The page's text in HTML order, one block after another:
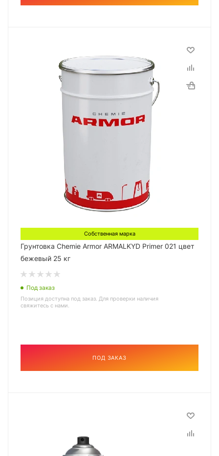
Собственная марка
Грунтовка Chemie Armor ARMALKYD Primer 021 цвет
бежевый 25 кг
Под заказ
Позиция доступна под заказ. Для проверки наличия
свяжитесь с нами.
ПОД ЗАКАЗ